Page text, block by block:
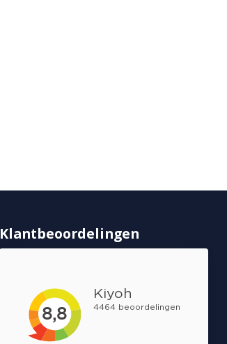
Klantbeoordelingen